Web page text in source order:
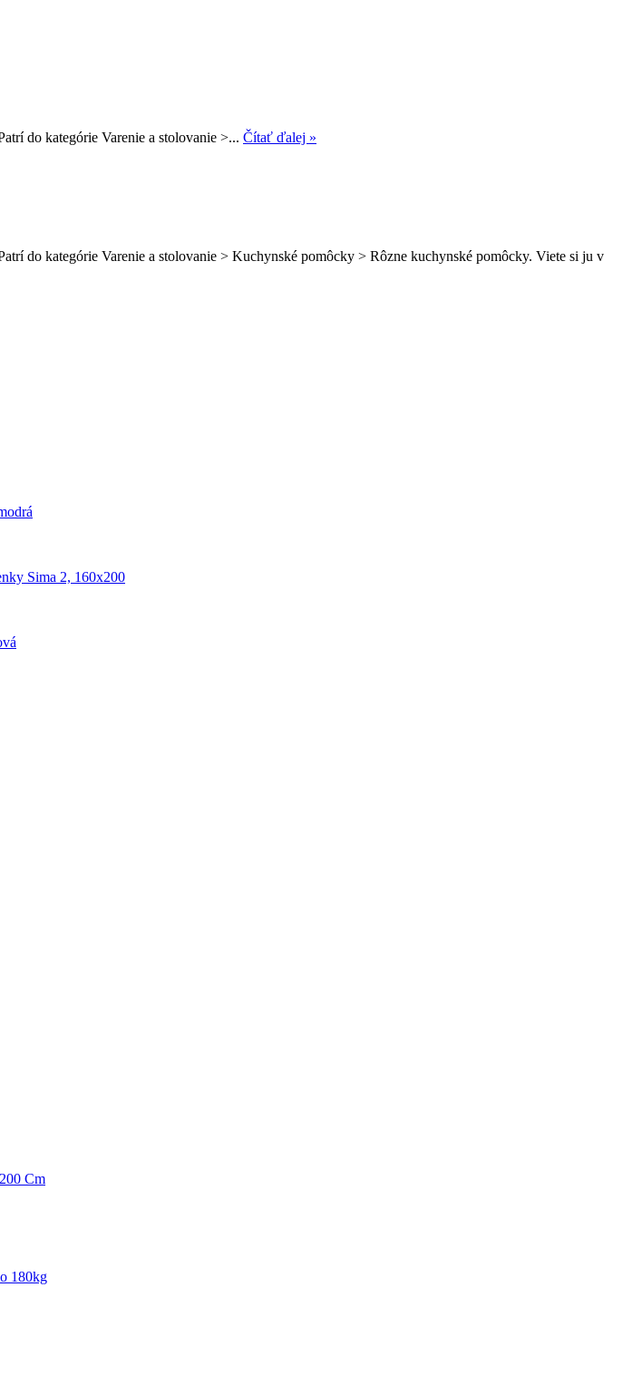
do kategórie Varenie a stolovanie >... Čítať ďalej »
do kategórie Varenie a stolovanie > Kuchynské pomôcky > Rôzne kuchynské pomôcky. Viete si ju v
Sima 2, 160x200
Cm
180kg